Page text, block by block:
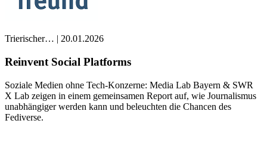
Trierischer… | 20.01.2026
Reinvent Social Platforms
Soziale Medien ohne Tech-Konzerne: Media Lab Bayern & SWR
X Lab zeigen in einem gemeinsamen Report auf, wie Journalismus
unabhängiger werden kann und beleuchten die Chancen des
Fediverse.